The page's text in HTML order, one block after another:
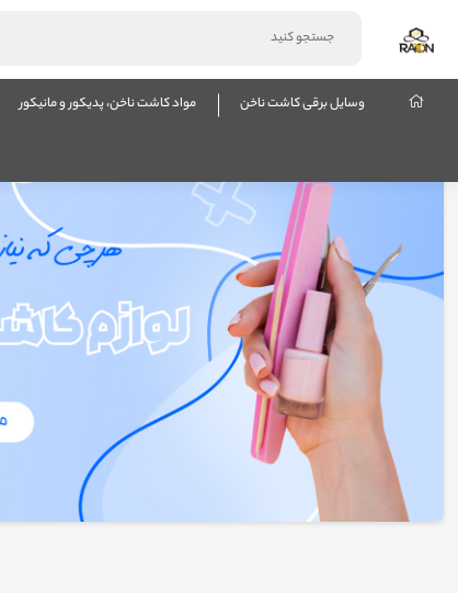
وسایل برقی کاشت ناخن مواد کاشت ناخن، پدیکور و مانیکور